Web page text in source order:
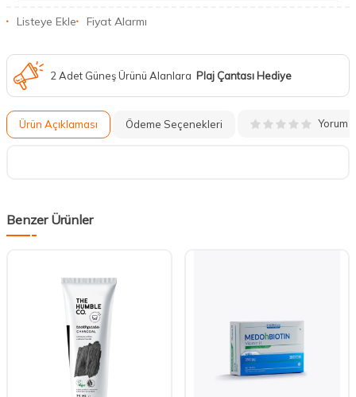
Listeye Ekle Fiyat Alarmı
2 Adet Güneş Ürünü Alanlara Plaj Çantası Hediye
Ürün Açıklaması Ödeme Seçenekleri Yorum
Benzer Ürünler